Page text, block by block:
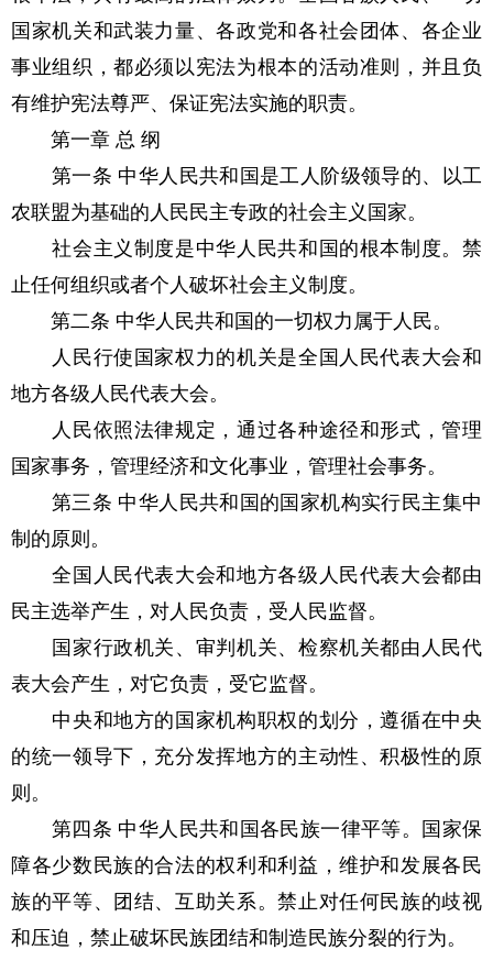
国家机关和武装力量、各政党和各社会团体、各企业
事业组织，都必须以宪法为根本的活动准则，并且负
有维护宪法尊严、保证宪法实施的职责。
第一章 总 纲
第一条 中华人民共和国是工人阶级领导的、以工
农联盟为基础的人民民主专政的社会主义国家。
社会主义制度是中华人民共和国的根本制度。禁
止任何组织或者个人破坏社会主义制度。
第二条 中华人民共和国的一切权力属于人民。
人民行使国家权力的机关是全国人民代表大会和
地方各级人民代表大会。
人民依照法律规定，通过各种途径和形式，管理
国家事务，管理经济和文化事业，管理社会事务。
第三条 中华人民共和国的国家机构实行民主集中
制的原则。
全国人民代表大会和地方各级人民代表大会都由
民主选举产生，对人民负责，受人民监督。
国家行政机关、审判机关、检察机关都由人民代
表大会产生，对它负责，受它监督。
中央和地方的国家机构职权的划分，遵循在中央
的统一领导下，充分发挥地方的主动性、积极性的原
则。
第四条 中华人民共和国各民族一律平等。国家保
障各少数民族的合法的权利和利益，维护和发展各民
族的平等、团结、互助关系。禁止对任何民族的歧视
和压迫，禁止破坏民族团结和制造民族分裂的行为。